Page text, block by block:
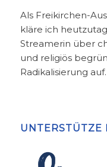
Als Freikirchen-
kläre ich
Streamerin über
und religiös
Radikalisierung auf.
UNTERSTÜTZE